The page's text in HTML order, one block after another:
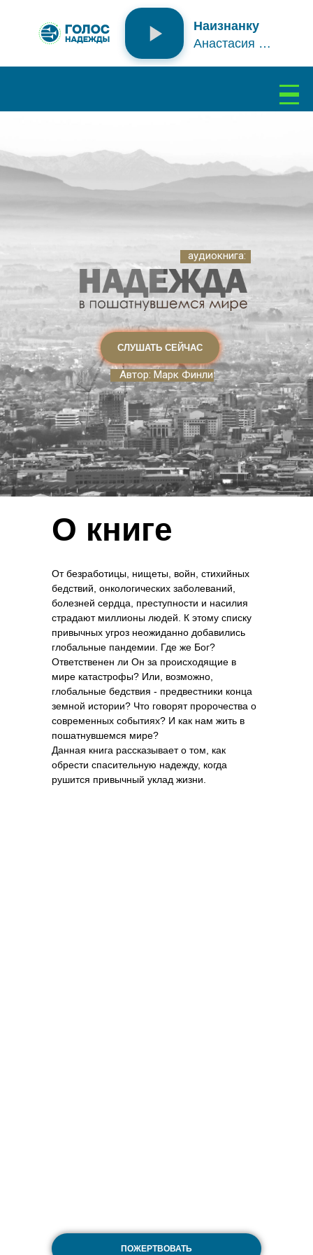
Наизнанку
Анастасия Чипчар
аудиокнига:
СЛУШАТЬ СЕЙЧАС
Автор: Марк Финли
О книге
От безработицы, нищеты, войн, стихийных
бедствий, онкологических заболеваний,
болезней сердца, преступности и насилия
страдают миллионы людей. К этому списку
привычных угроз неожиданно добавились
глобальные пандемии. Где же Бог?
Ответственен ли Он за происходящие в
мире катастрофы? Или, возможно,
глобальные бедствия - предвестники конца
земной истории? Что говорят пророчества о
современных событиях? И как нам жить в
пошатнувшемся мире?
Данная книга рассказывает о том, как
обрести спасительную надежду, когда
рушится привычный уклад жизни.
ПОЖЕРТВОВАТЬ
СОЦИАЛЬНЫЕ СЕТИ
Станиславского, д. 48
Журнал «Сотворение»
Центр «АДРА»
НАШИ ПАРТНЕРЫ
Телеканал «Надежда»
Портал «Книга книг»
ПОДКАСТЫ